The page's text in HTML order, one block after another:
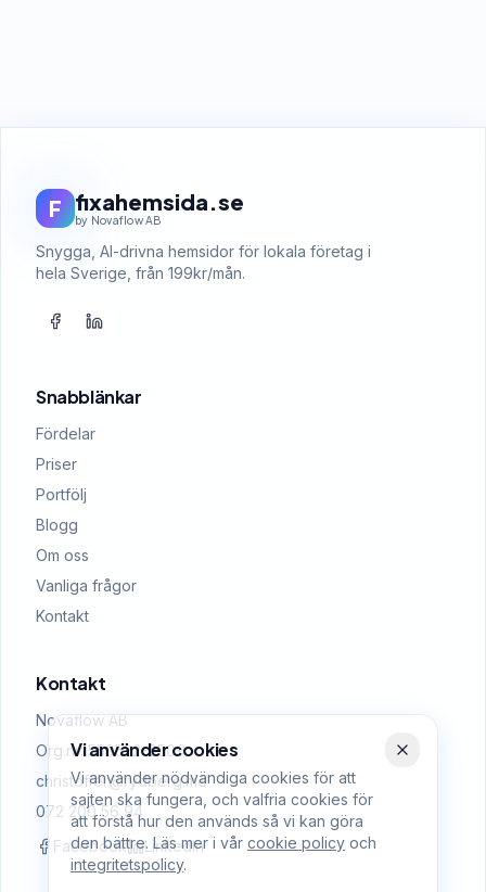
F fixahemsida.se
by Novaflow AB
Snygga, AI-drivna hemsidor för lokala företag i
hela Sverige, från 199kr/mån.
Snabblänkar
Fördelar
Priser
Portfölj
Blogg
Om oss
Vanliga frågor
Kontakt
Kontakt
Novaflow AB
Org.nr: 559522-0509
christoffer@rydberg.me
072 200 56 94
Facebook
LinkedIn
Vi använder cookies
Vi använder nödvändiga cookies för att
sajten ska fungera, och valfria cookies för
att förstå hur den används så vi kan göra
den bättre. Läs mer i vår cookie policy och
integritetspolicy.